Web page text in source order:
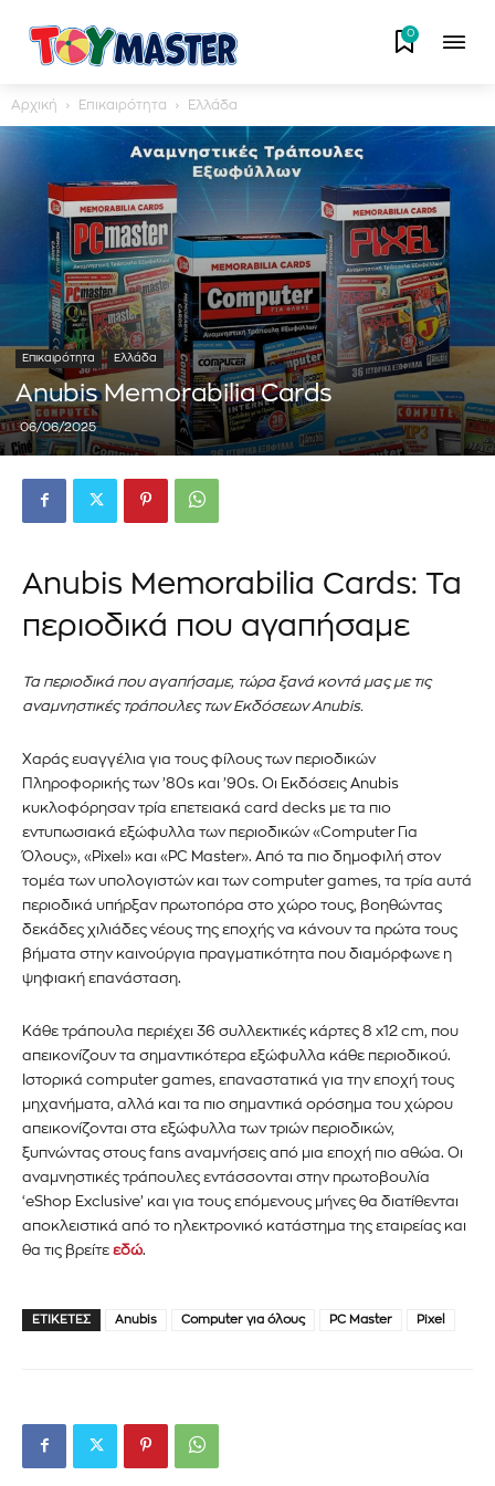
0
Αρχική Επικαιρότητα Ελλάδα
Επικαιρότητα Ελλάδα
Anubis Memorabilia Cards
06/06/2025
Anubis Memorabilia Cards: Τα
περιοδικά που αγαπήσαμε
Τα περιοδικά που αγαπήσαμε, τώρα ξανά κοντά μας με τις
αναμνηστικές τράπουλες των Εκδόσεων Anubis.
Χαράς ευαγγέλια για τους φίλους των περιοδικών
Πληροφορικής των ’80s και ’90s. Οι Εκδόσεις Anubis
κυκλοφόρησαν τρία επετειακά card decks με τα πιο
εντυπωσιακά εξώφυλλα των περιοδικών «Computer Για
Όλους», «Pixel» και «PC Master». Από τα πιο δημοφιλή στον
τομέα των υπολογιστών και των computer games, τα τρία αυτά
περιοδικά υπήρξαν πρωτοπόρα στο χώρο τους, βοηθώντας
δεκάδες χιλιάδες νέους της εποχής να κάνουν τα πρώτα τους
βήματα στην καινούργια πραγματικότητα που διαμόρφωνε η
ψηφιακή επανάσταση.
Κάθε τράπουλα περιέχει 36 συλλεκτικές κάρτες 8 x12 cm, που
απεικονίζουν τα σημαντικότερα εξώφυλλα κάθε περιοδικού.
Ιστορικά computer games, επαναστατικά για την εποχή τους
μηχανήματα, αλλά και τα πιο σημαντικά ορόσημα του χώρου
απεικονίζονται στα εξώφυλλα των τριών περιοδικών,
ξυπνώντας στους fans αναμνήσεις από μια εποχή πιο αθώα. Οι
αναμνηστικές τράπουλες εντάσσονται στην πρωτοβουλία
‘eShop Exclusive’ και για τους επόμενους μήνες θα διατίθενται
αποκλειστικά από το ηλεκτρονικό κατάστημα της εταιρείας και
θα τις βρείτε εδώ.
ΕΤΙΚΈΤΕΣ Anubis Computer για όλους PC Master Pixel